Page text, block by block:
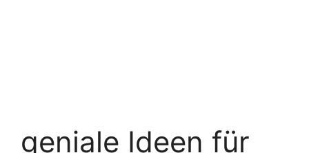
geniale Ideen für